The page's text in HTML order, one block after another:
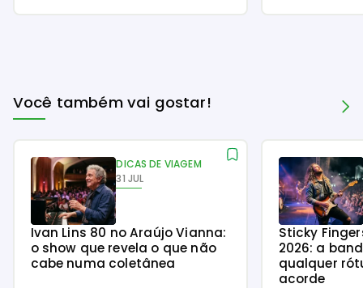
Você também vai gostar!
DICAS DE VIAGEM
31 JUL
Ivan Lins 80 no Araújo Vianna:
o show que revela o que não
cabe numa coletânea
Sticky
2026: a
qualquer
acorde